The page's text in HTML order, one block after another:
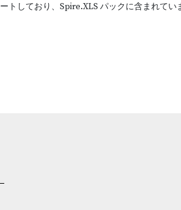
トしており、Spire.XLS パックに含まれてい